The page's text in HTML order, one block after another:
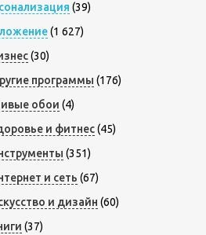
(39)
(1 627)
(30)
программы (176)
обои (4)
и фитнес(45)
(351)
и сеть (67)
и дизайн (60)
(37)